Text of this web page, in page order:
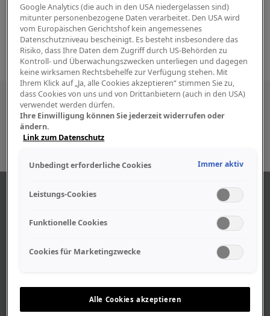
Besuchen Sie uns auch in den sozialen
Medien
Geschäftszeiten
Stellenangebote
Google Analytics (die auch in den USA niedergelassen sind)
mitunter personenbezogene Daten verarbeitet. Den USA wird
vom Europäischen Gerichtshof kein angemessenes
Datenschutzniveau bescheinigt. Es besteht insbesondere das
Risiko, dass Ihre Daten dem Zugriff durch US-Behörden zu
Kontroll- und Überwachungszwecken unterliegen und dagegen
keine wirksamen Rechtsbehelfe zur Verfügung stehen. Mit
Ihrem Klick auf „Ja, alle Cookies akzeptieren“ stimmen Sie zu,
dass Cookies von uns und von Drittanbietern (auch in den USA)
verwendet werden dürfen.
Ihre Einwilligung können Sie jederzeit widerrufen oder
ändern.
Link zum Datenschutz
Unbedingt erforderliche Cookies Immer aktiv
Leistungs-Cookies
Funktionelle Cookies
Cookies für Marketingzwecke
Alle Cookies akzeptieren